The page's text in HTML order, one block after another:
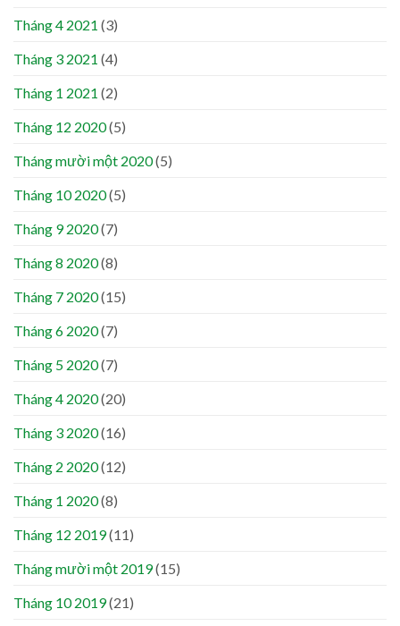
Tháng 4 2021 (3)
Tháng 3 2021 (4)
Tháng 1 2021 (2)
Tháng 12 2020(5)
Tháng mười một 2020(5)
Tháng 10 2020(5)
Tháng 9 2020(7)
Tháng 8 2020(8)
Tháng 7 2020(15)
Tháng 6 2020(7)
Tháng 5 2020(7)
Tháng 4 2020(20)
Tháng 3 2020(16)
Tháng 2 2020(12)
Tháng 1 2020(8)
Tháng 12 2019(11)
Tháng mười một 2019(15)
Tháng 10 2019(21)